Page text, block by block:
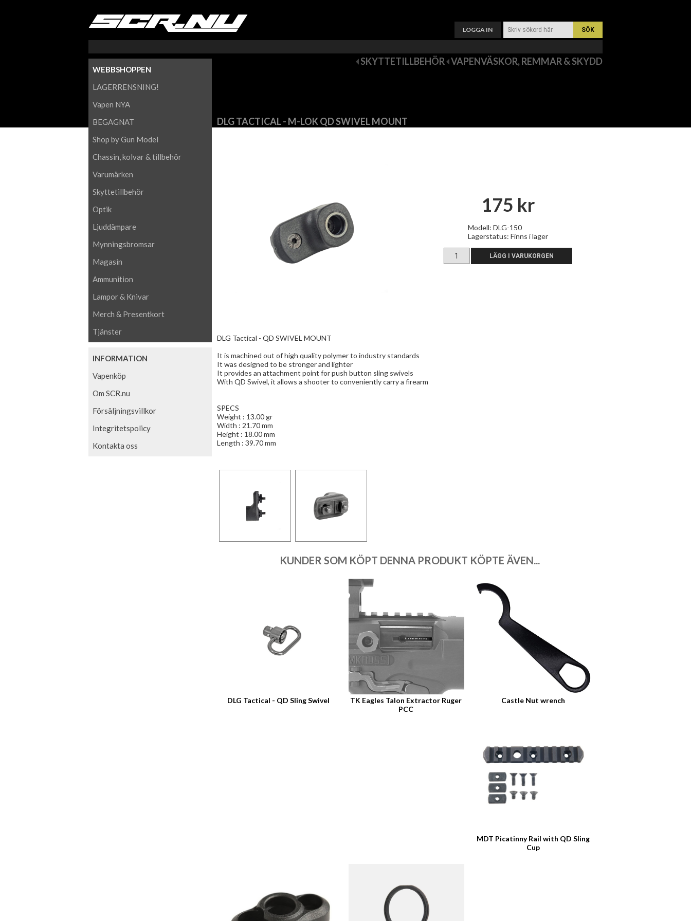
LOGGA IN
WEBBSHOPPEN
LAGERRENSNING!
Vapen NYA
BEGAGNAT
Shop by Gun Model
Chassin, kolvar & tillbehör
Varumärken
Skyttetillbehör
Optik
Ljuddämpare
Mynningsbromsar
Magasin
Ammunition
Lampor & Knivar
Merch & Presentkort
Tjänster
INFORMATION
Vapenköp
Om SCR.nu
Försäljningsvillkor
Integritetspolicy
Kontakta oss
SKYTTETILLBEHÖR VAPENVÄSKOR, REMMAR & SKYDD
DLG TACTICAL - M-LOK QD SWIVEL MOUNT
175 kr
Modell: DLG-150
Lagerstatus:Finns i lager
DLG Tactical - QD SWIVEL MOUNT
It is machined out of high quality polymer to industry standards
It was designed to be stronger and lighter
It provides an attachment point for push button sling swivels
With QD Swivel, it allows a shooter to conveniently carry a firearm
SPECS
Weight : 13.00 gr
Width : 21.70 mm
Height : 18.00 mm
Length : 39.70 mm
KUNDER SOM KÖPT DENNA PRODUKT KÖPTE ÄVEN...
DLG Tactical - QD Sling Swivel
TK Eagles Talon Extractor Ruger
PCC
Castle Nut wrench
MDT Picatinny Rail with QD Sling
Cup